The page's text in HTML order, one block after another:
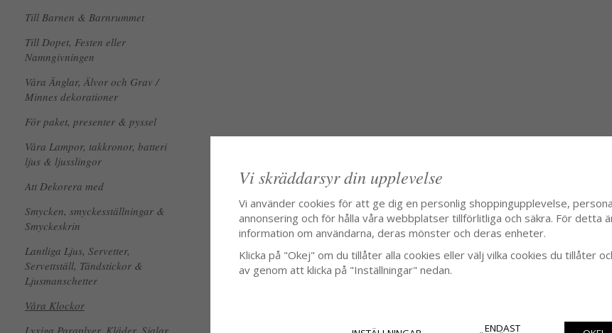
Till Barnen & Barnrummet
Till Dopet, Festen eller
Namngivningen
Våra Änglar, Älvor och Grav /
Minnes dekorationer
För paket, presenter & pyssel
Våra Lampor, takkronor, batteri
ljus & ljusslingor
Att Dekorera med
Smycken, smyckesställningar &
Smyckeskrin
Lantliga Ljus, Servetter,
Servettställ, Tändstickor &
Ljusmanschetter
Våra Klockor
Lyxiga Paraplyer, Kläder, Sjalar,
Vi skräddarsyr din upplevelse
Vi använder cookies för att ge dig en personlig shoppingupplevelse,
annonsering och för hålla våra webbplatser tillförlitliga och säkra. För detta
information om användarna, deras mönster och deras enheter.
Klicka på "Okej" om du tillåter alla cookies eller välj vilka cookies du tillåter
av genom att klicka på "Inställningar" nedan.
ENDAST